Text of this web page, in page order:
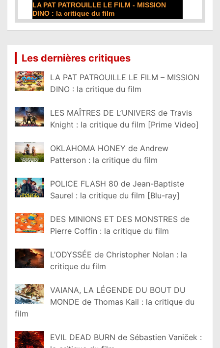
LA PAT PATROUILLE LE FILM - MISSION
DINO : la critique du film
Les dernières critiques
LA PAT PATROUILLE LE FILM – MISSION
DINO : la critique du film
LES MAÎTRES DE L’UNIVERS de Travis
Knight : la critique du film [Prime Video]
OKLAHOMA HONEY de Andrew
Patterson : la critique du film
POLICE FLASH 80 de Jean-Baptiste
Saurel : la critique du film [Blu-ray]
DES MINIONS ET DES MONSTRES de
Pierre Coffin : la critique du film
L’ODYSSÉE de Christopher Nolan : la
critique du film
VAIANA, LA LÉGENDE DU BOUT DU
MONDE de Thomas Kail : la critique du
film
EVIL DEAD BURN de Sébastien Vaniček :